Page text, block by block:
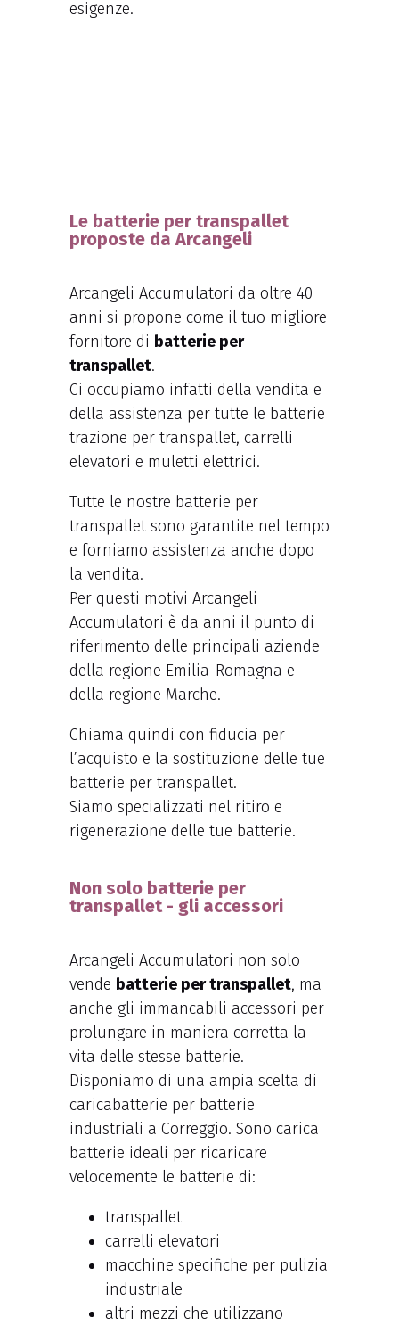
esigenze.
Le batterie per transpallet
proposte da Arcangeli
Arcangeli Accumulatori da oltre 40
anni si propone come il tuo migliore
fornitore di batterie per
transpallet.
Ci occupiamo infatti della vendita e
della assistenza per tutte le batterie
trazione per transpallet, carrelli
elevatori e muletti elettrici.
Tutte le nostre batterie per
transpallet sono garantite nel tempo
e forniamo assistenza anche dopo
la vendita.
Per questi motivi Arcangeli
Accumulatori è da anni il punto di
riferimento delle principali aziende
della regione Emilia-Romagna e
della regione Marche.
Chiama quindi con fiducia per
l’acquisto e la sostituzione delle tue
batterie per transpallet.
Siamo specializzati nel ritiro e
rigenerazione delle tue batterie.
Non solo batterie per
transpallet - gli accessori
Arcangeli Accumulatori non solo
vende batterie per transpallet, ma
anche gli immancabili accessori per
prolungare in maniera corretta la
vita delle stesse batterie.
Disponiamo di una ampia scelta di
caricabatterie per batterie
industriali a Correggio. Sono carica
batterie ideali per ricaricare
velocemente le batterie di:
transpallet
carrelli elevatori
macchine specifiche per pulizia
industriale
altri mezzi che utilizzano